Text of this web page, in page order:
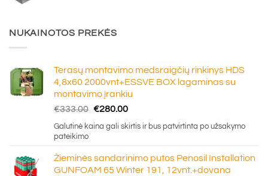
NUKAINOTOS PREKĖS
Terasų montavimo medsraigčių rinkinys HDS
4,8x60 2000vnt+ESSVE BOX lagaminas su
montavimo įrankiu
€333.00 Original
price
was:
€280.00Current
price
Galutinė kaina gali skirtis ir bus patvirtinta po užsakymo
pateikimo
Žieminės sandarinimo putos Penosil Installation
GUNFOAM 65 Winter 191, 12vnt.+dovana